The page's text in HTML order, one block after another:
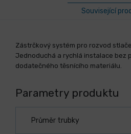
Související
Zástrčkový systém pro rozvod
Jednoduchá a rychlá instalace bez
dodatečného těsnícího materiálu.
Parametry produktu
Průměr trubky